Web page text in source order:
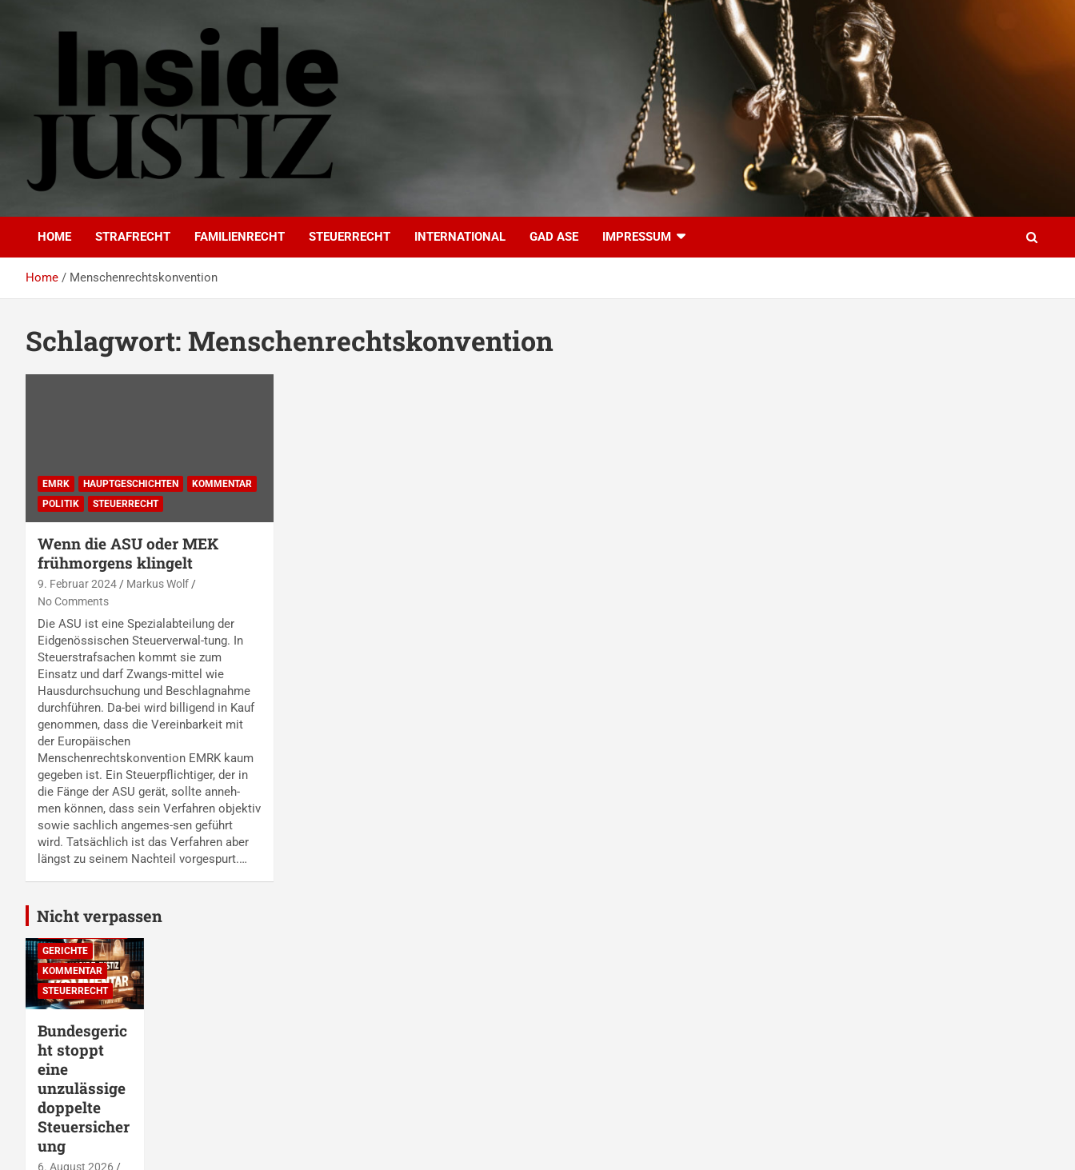
INSIDE-JUSTIZ
HOME STRAFRECHT FAMILIENRECHT STEUERRECHT INTERNATIONAL GAD ASE IMPRESSUM
Home Menschenrechtskonvention
Schlagwort: Menschenrechtskonvention
EMRK HAUPTGESCHICHTEN
KOMMENTAR
POLITIK
STEUERRECHT
Wenn die ASU oder MEK
frühmorgens klingelt
9. Februar 2024
Markus Wolf
No Comments
Die ASU ist eine Spezialabteilung der
Eidgenössischen Steuerverwal-tung. In
Steuerstrafsachen kommt sie zum
Einsatz und darf Zwangs-mittel wie
Hausdurchsuchung und Beschlagnahme
durchführen. Da-bei wird billigend in Kauf
genommen, dass die Vereinbarkeit mit
der Europäischen
Menschenrechtskonvention EMRK kaum
gegeben ist. Ein Steuerpflichtiger, der in
die Fänge der ASU gerät, sollte anneh-
men können, dass sein Verfahren objektiv
sowie sachlich angemes-sen geführt
wird. Tatsächlich ist das Verfahren aber
längst zu seinem Nachteil vorgespurt.…
Nicht verpassen
EMPFEHLUNGEN
GERICHTE
KOMMENTAR
STEUERRECHT
Bundesgeric
ht stoppt
eine
unzulässige
doppelte
Steuersicher
ung
6. August 2026